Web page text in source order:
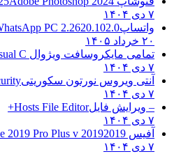
۷ دی ۱۴۰۴
واتساپPC 2.2620.102.0
۲۰ خرداد ۱۴۰۵
تمامی مایکروسافت ویژوال C C++
۷ دی ۱۴۰۴
آنتی ویروس نورتون سکوریتی
۷ دی ۱۴۰۴
– ویرایش فایلHosts File Editor+
۷ دی ۱۴۰۴
آفیس 2019 2019 Microsoft Office 2019 Pro Plus v
۷ دی ۱۴۰۴